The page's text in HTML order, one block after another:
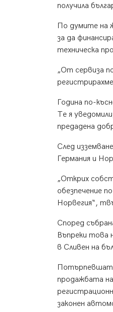
получила
По думите на
за да
техническа
„От сервиза
Година по-
Те я
предадена
След
Германия и
„Открих
обезпечение
Норвегия“,
Според
Въпреки това
в Сливен на
продажбата
законен